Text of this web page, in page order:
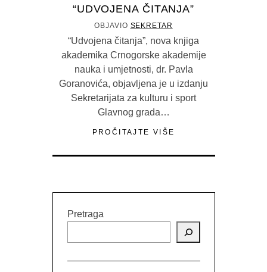
“UDVOJENA ČITANJA”
OBJAVIO SEKRETAR
“Udvojena čitanja”, nova knjiga
akademika Crnogorske akademije
nauka i umjetnosti, dr. Pavla
Goranovića, objavljena je u izdanju
Sekretarijata za kulturu i sport
Glavnog grada…
PROČITAJTE VIŠE
Pretraga